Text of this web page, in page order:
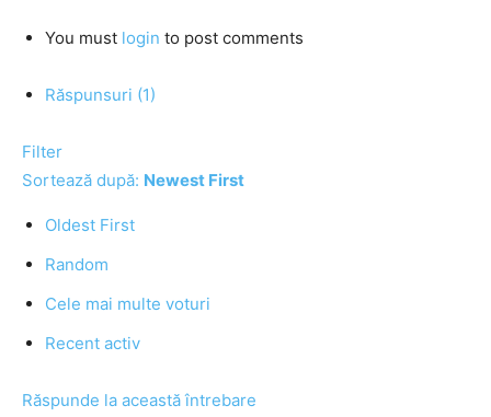
You must login to post comments
Răspunsuri (1)
Filter
Sortează după: Newest First
Oldest First
Random
Cele mai multe voturi
Recent activ
Răspunde la această întrebare